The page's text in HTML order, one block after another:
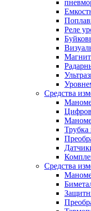
Реле
Средства
Трубка
Средства